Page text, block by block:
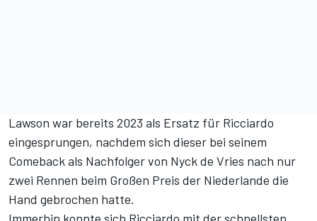
Lawson war bereits 2023 als Ersatz für Ricciardo
eingesprungen, nachdem sich dieser bei seinem
Comeback als Nachfolger von Nyck de Vries nach nur
zwei Rennen beim Großen Preis der Niederlande die
Hand gebrochen hatte.